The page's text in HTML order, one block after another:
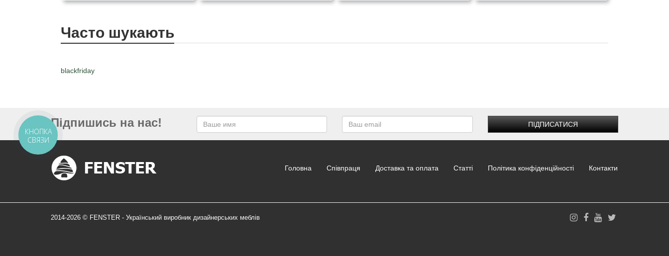
Часто шукають
blackfriday
Підпишись на нас! ПІДПИСАТИСЯ
Головна Співпраця Доставка та оплата Статті Політика конфіденційності Контакти
2014-2026 © FENSTER - Український виробник дизайнерських меблів
КНОПКА
СВЯЗИ